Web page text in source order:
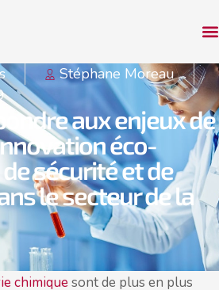
Stéphane Moreau
aux enjeux de
éco-
sécurité et de
le secteur de la
chimiquesont de plus en plus